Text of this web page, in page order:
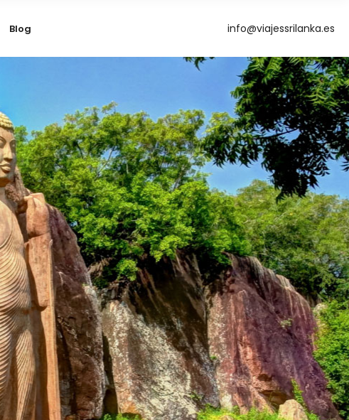
Blog info@viajessrilanka.es